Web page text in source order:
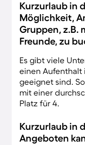
Kurzurlaub in
Möglichkeit,
Gruppen, z.B.
Freunde, zu
Es gibt viele
einen Aufenthalt
geeignet sind.
mit einer
Platz für 4.
Kurzurlaub in
Angeboten